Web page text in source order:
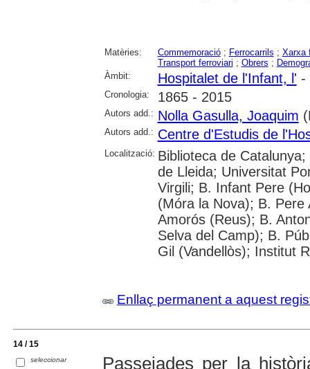
Matèries: Commemoració; Ferrocarrils ; Xarxa
Transport ferroviari ; Obrers ;
Àmbit:
Hospitalet de l'Infant, l' -
Cronologia: 1865 - 2015
Autors add.: Nolla Gasulla, Joaquim
Autors add.: Centre d'Estudis de
Localització: Biblioteca de
de Lleida; Universitat
Virgili; B. Infant Pere
(Móra la Nova); B. Pere
Amorós (Reus); B.
Selva del Camp); B.
Gil (Vandellòs); Institut
Enllaç permanent a aquest
14 / 15
seleccionar Passejades per la